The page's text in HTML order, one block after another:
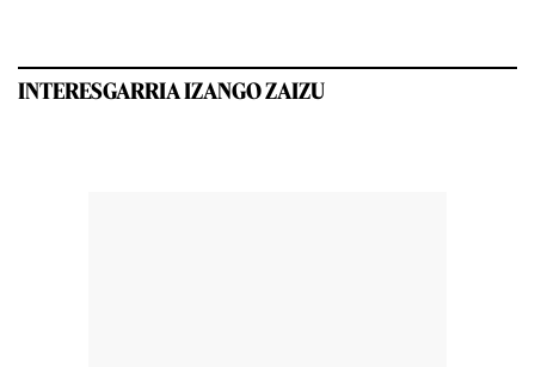
INTERESGARRIA IZANGO ZAIZU